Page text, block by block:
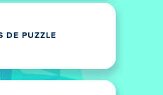
DE PUZZLE